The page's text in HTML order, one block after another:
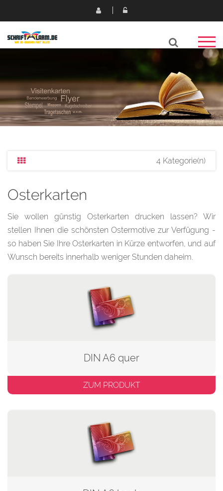
4 Kategorie(n)
Osterkarten
Sie wollen günstig Osterkarten drucken lassen? Wir
stellen Ihnen die schönsten Ostermotive zur Verfügung -
so haben Sie Ihre Osterkarten in Kürze entworfen, und auf
Wunsch bereits innerhalb weniger Stunden daheim.
DIN A6 quer
ZUM PRODUKT